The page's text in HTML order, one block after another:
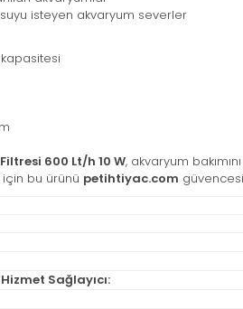
isteyen akvaryum severler
600 Lt/h 10 W, akvaryum
için bu ürünü petihtiyac.com
Sağlayıcı: